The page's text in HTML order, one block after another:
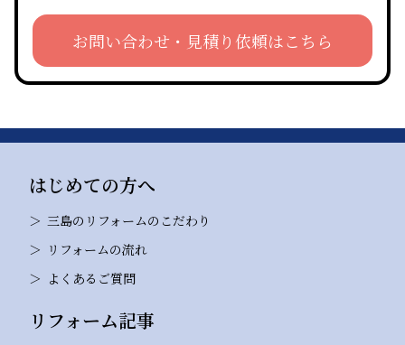
お問い合わせ・見積り依頼はこちら
はじめての方へ
三島のリフォームのこだわり
リフォームの流れ
よくあるご質問
リフォーム記事